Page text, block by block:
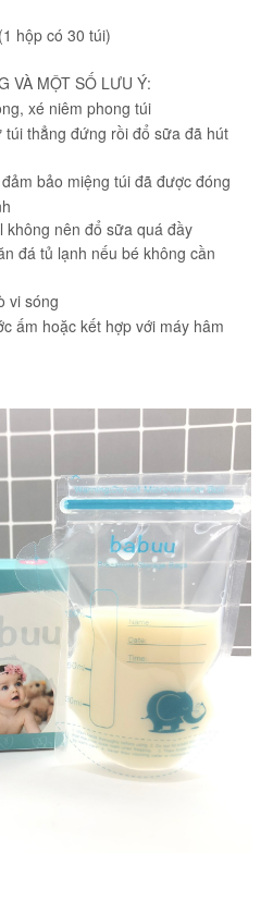
hộp có 30 túi)
VÀ MỘT SỐ LƯU Ý:
xé niêm phong túi
túi thẳng đứng rồi đổ sữa đã hút
bảo miệng túi đã được đóng
không nên đổ sữa quá đầy
đá tủ lạnh nếu bé không cần
vi sóng
ấm hoặc kết hợp với máy hâm